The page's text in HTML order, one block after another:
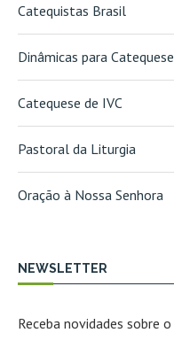
Catequistas Brasil
Dinâmicas para Catequese
Catequese de IVC
Pastoral da Liturgia
Oração à Nossa Senhora
NEWSLETTER
Receba novidades sobre o